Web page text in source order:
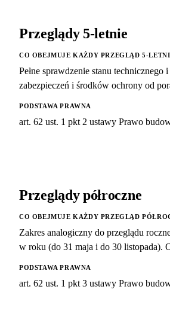
Przeglądy 5-letnie
CO OBEJMUJE KAŻDY PRZEGLĄD 5-LETNI
Pełne sprawdzenie stanu
zabezpieczeń i środków ochrony od
PODSTAWA PRAWNA
art. 62 ust. 1 pkt 2 ustawy Prawo
Przeglądy półroczne
CO OBEJMUJE KAŻDY PRZEGLĄD
Zakres analogiczny do przeglądu
w roku (do 31 maja i do 30 listopada).
PODSTAWA PRAWNA
art. 62 ust. 1 pkt 3 ustawy Prawo